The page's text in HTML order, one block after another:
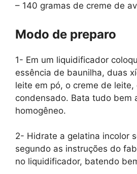
– 140 gramas de creme de
Modo de preparo
1- Em um liquidificador
essência de baunilha, duas
leite em pó, o creme de leite,
condensado. Bata tudo bem
homogêneo.
2- Hidrate a gelatina incolor
segundo as instruções do
no liquidificador, batendo